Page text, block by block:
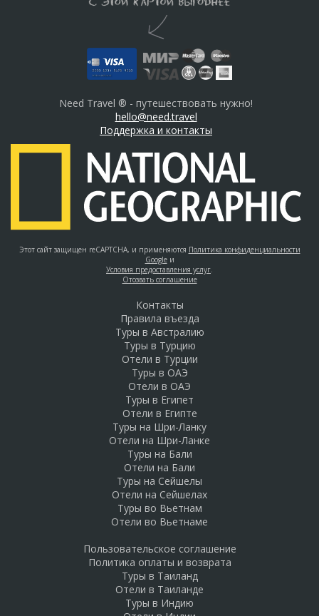
Need Travel ® - путешествовать нужно!
hello@need.travel
Поддержка и контакты
Этот сайт защищен reCAPTCHA, и применяются Политика конфиденциальности
Googleи
Условия предоставления услуг.
Отозвать соглашение
Контакты
Правила въезда
Туры в Австралию
Туры в Турцию
Отели в Турции
Туры в ОАЭ
Отели в ОАЭ
Туры в Египет
Отели в Египте
Туры на Шри-Ланку
Отели на Шри-Ланке
Туры на Бали
Отели на Бали
Туры на Сейшелы
Отели на Сейшелах
Туры во Вьетнам
Отели во Вьетнаме
Пользовательское соглашение
Политика оплаты и возврата
Туры в Таиланд
Отели в Таиланде
Туры в Индию